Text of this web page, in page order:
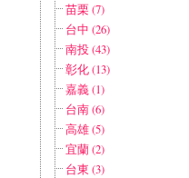
苗栗 (7)
台中 (26)
南投 (43)
彰化 (13)
嘉義 (1)
台南 (6)
高雄 (5)
宜蘭 (2)
台東 (3)